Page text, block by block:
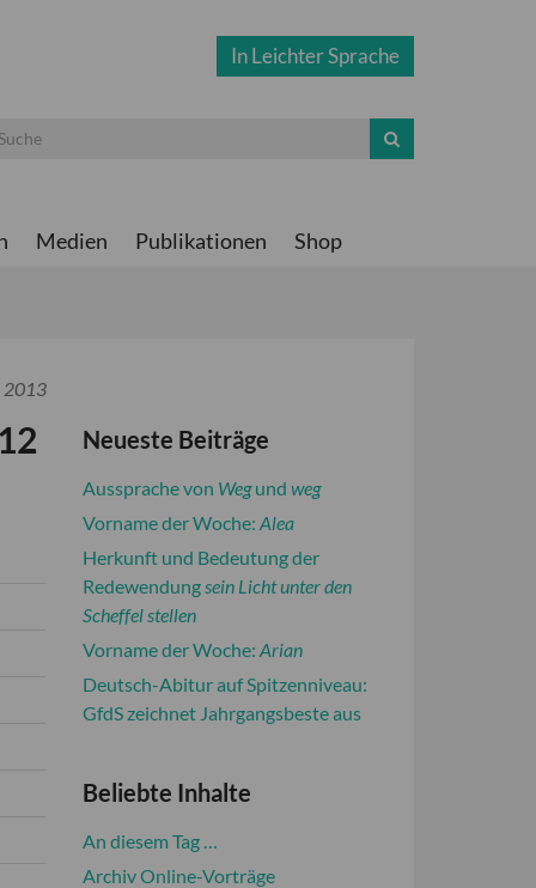
In Leichter Sprache
Medien Publikationen Shop
2013
Neueste Beiträge
Aussprache von Wegund weg
Vorname der Woche: Alea
Herkunft und Bedeutung der
Redewendungsein Licht unter den
Scheffel stellen
Vorname der Woche: Arian
Deutsch-Abitur auf Spitzenniveau:
GfdS zeichnet Jahrgangsbeste aus
Beliebte Inhalte
An diesem Tag …
Archiv Online-Vorträge